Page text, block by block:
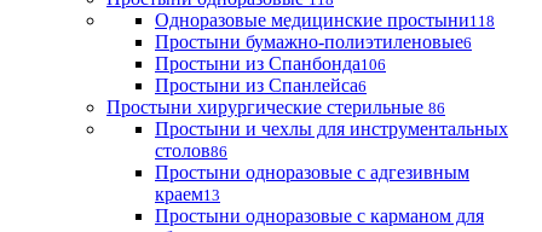
Одноразовые медицинские простыни118
Простыни бумажно-полиэтиленовые6
Простыни из Спанбонда106
Простыни из Спанлейса6
Простыни хирургические стерильные 86
Простыни и чехлы для инструментальных
столов86
Простыни одноразовые с адгезивным
краем13
Простыни одноразовые с карманом для